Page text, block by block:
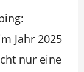
Jahr 2025
nur eine